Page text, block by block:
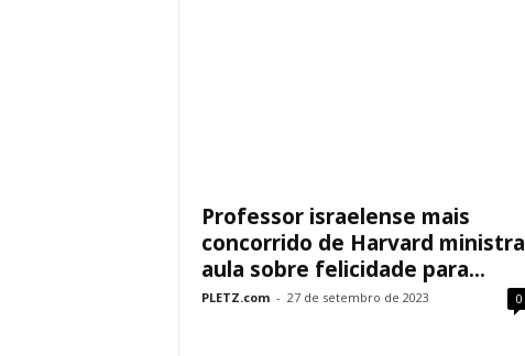
Professor israelense mais
concorrido de Harvard ministra
aula sobre felicidade para...
PLETZ.com - 27 de setembro de 2023 0